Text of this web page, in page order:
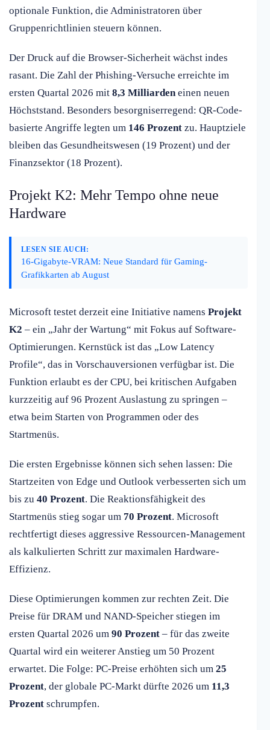
optionale Funktion, die Administratoren über
Gruppenrichtlinien steuern können.
Der Druck auf die Browser-Sicherheit wächst indes
rasant. Die Zahl der Phishing-Versuche erreichte im
ersten Quartal 2026 mit 8,3 Milliardeneinen neuen
Höchststand. Besonders besorgniserregend: QR-Code-
basierte Angriffe legten um 146 Prozent zu. Hauptziele
bleiben das Gesundheitswesen (19 Prozent) und der
Finanzsektor (18 Prozent).
Projekt K2: Mehr Tempo ohne neue
Hardware
LESEN SIE AUCH:
16-Gigabyte-VRAM: Neue Standard für Gaming-
Grafikkarten ab August
Microsoft testet derzeit eine Initiative namens Projekt
K2 – ein „Jahr der Wartung“ mit Fokus auf Software-
Optimierungen. Kernstück ist das „Low Latency
Profile“, das in Vorschauversionen verfügbar ist. Die
Funktion erlaubt es der CPU, bei kritischen Aufgaben
kurzzeitig auf 96 Prozent Auslastung zu springen –
etwa beim Starten von Programmen oder des
Startmenüs.
Die ersten Ergebnisse können sich sehen lassen: Die
Startzeiten von Edge und Outlook verbesserten sich um
bis zu 40 Prozent. Die Reaktionsfähigkeit des
Startmenüs stieg sogar um 70 Prozent. Microsoft
rechtfertigt dieses aggressive Ressourcen-Management
als kalkulierten Schritt zur maximalen Hardware-
Effizienz.
Diese Optimierungen kommen zur rechten Zeit. Die
Preise für DRAM und NAND-Speicher stiegen im
ersten Quartal 2026 um 90 Prozent – für das zweite
Quartal wird ein weiterer Anstieg um 50 Prozent
erwartet. Die Folge: PC-Preise erhöhten sich um 25
Prozent, der globale PC-Markt dürfte 2026 um 11,3
Prozent schrumpfen.